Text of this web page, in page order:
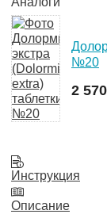
№20
2
Инструкция
Описание